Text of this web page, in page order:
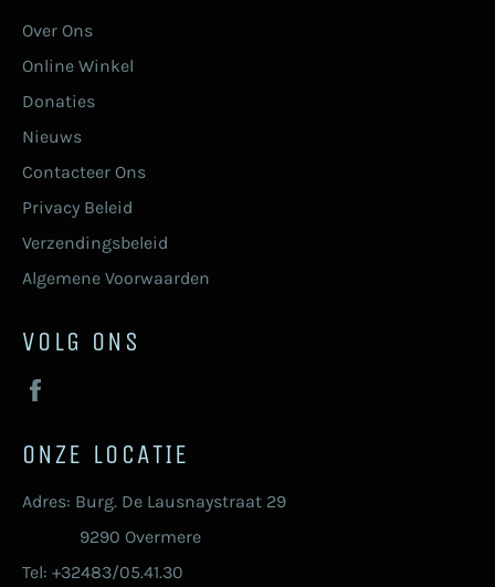
Over Ons
Online Winkel
Donaties
Nieuws
Contacteer Ons
Privacy Beleid
Verzendingsbeleid
Algemene Voorwaarden
VOLG ONS
ONZE LOCATIE
Adres: Burg. De Lausnaystraat 29
9290 Overmere
Tel: +32483/05.41.30